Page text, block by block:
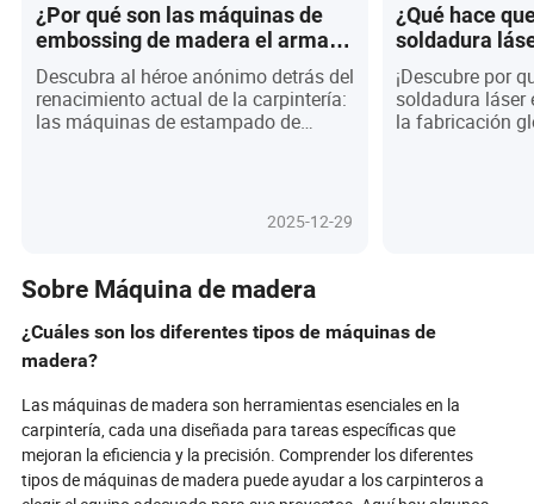
¿Por qué son las máquinas de
embossing de madera el arma
secreta de la carpintería
moderna?
Descubra al héroe anónimo detrás del
renacimiento actual de la carpintería:
las máquinas de estampado de
la producción en masa, permitiendo
desperdicio y fomentando un diseño
ecológico. A medida que la demanda
de acabados de madera únicos y de
alta calidad explota en todo el
mundo, fabricantes y compradores
por igual están compitiendo para
aprovechar el poder de los controles
digitales, el cambio rápido de
patrones y las mejoras de ahorro de
energía. ¿Mantendrá el ritmo con esta
2025-12-29
¿Qué hace
soldadura
de juego
global en
¡Descubre por
soldadura láser
la fabricación
integración en
creciente
eficiencia.
de producción
costos y
Sumérgete en
Sobre Máquina de madera
¿Cuáles son los diferentes tipos de máquinas de
madera?
Las máquinas de madera son herramientas esenciales en la
carpintería, cada una diseñada para tareas específicas que
mejoran la eficiencia y la precisión. Comprender los diferentes
tipos de máquinas de madera puede ayudar a los carpinteros a